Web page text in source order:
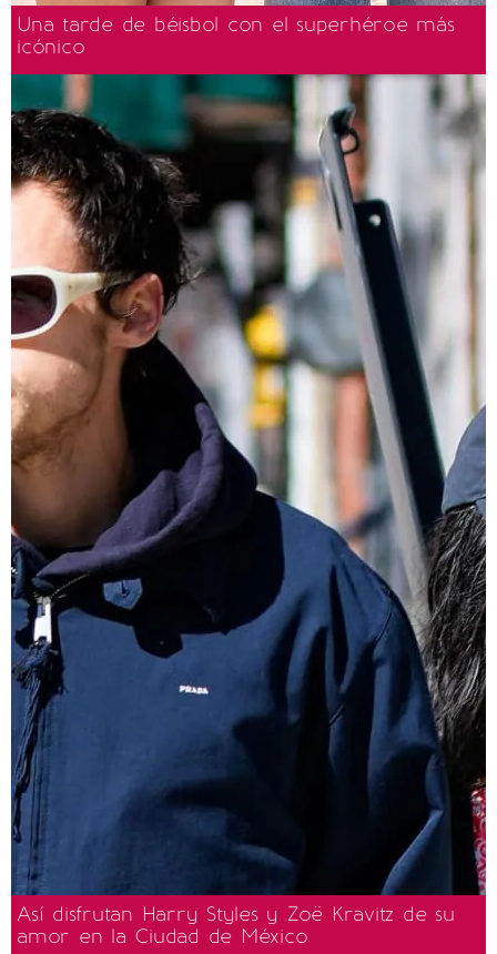
Una tarde de béisbol con el superhéroe más
icónico
Así disfrutan Harry Styles y Zoë Kravitz de su
amor en la Ciudad de México